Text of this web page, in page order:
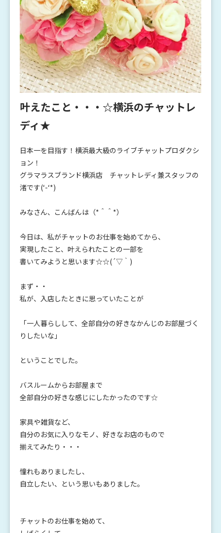
叶えたこと・・・☆横浜のチャットレ
ディ★
日本一を目指す！横浜最大級のライブチャットプロダクシ
ョン！
グラマラスブランド横浜店 チャットレディ兼スタッフの
渚です(‘-‘*)
みなさん、こんばんは（*＾＾*）
今日は、私がチャットのお仕事を始めてから、
実現したこと、叶えられたことの一部を
書いてみようと思います☆☆(´▽｀)
まず・・
私が、入店したときに思っていたことが
「一人暮らしして、全部自分の好きなかんじのお部屋づく
りしたいな」
ということでした。
バスルームからお部屋まで
全部自分の好きな感じにしたかったのです☆
家具や雑貨など、
自分のお気に入りなモノ、好きなお店のもので
揃えてみたり・・・
憧れもありましたし、
自立したい、という思いもありました。
チャットのお仕事を始めて、